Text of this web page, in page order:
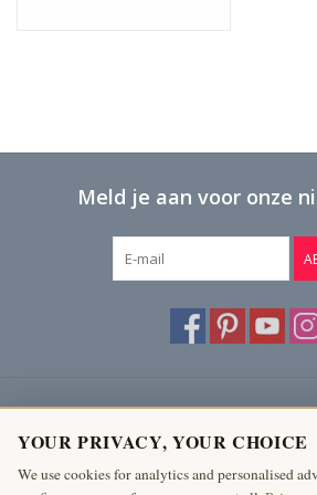
Meld je aan voor onze
Producten
YOUR PRIVACY, YOUR CHOICE
We use cookies for analytics and personalised